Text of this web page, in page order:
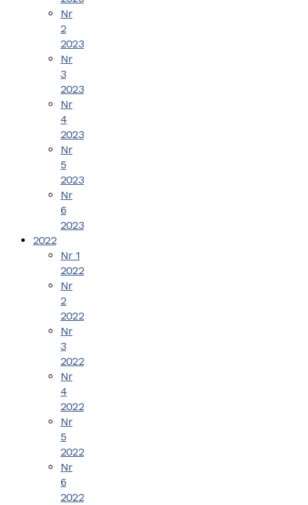
Nr
2
2023
Nr
3
2023
Nr
4
2023
Nr
5
2023
Nr
6
2023
2022
Nr 1
2022
Nr
2
2022
Nr
3
2022
Nr
4
2022
Nr
5
2022
Nr
6
2022